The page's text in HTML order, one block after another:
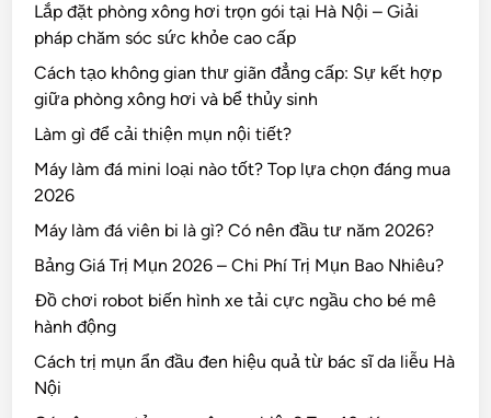
Lắp đặt phòng xông hơi trọn gói tại Hà Nội – Giải
pháp chăm sóc sức khỏe cao cấp
Cách tạo không gian thư giãn đẳng cấp: Sự kết hợp
giữa phòng xông hơi và bể thủy sinh
Làm gì để cải thiện mụn nội tiết?
Máy làm đá mini loại nào tốt? Top lựa chọn đáng mua
2026
Máy làm đá viên bi là gì? Có nên đầu tư năm 2026?
Bảng Giá Trị Mụn 2026 – Chi Phí Trị Mụn Bao Nhiêu?
Đồ chơi robot biến hình xe tải cực ngầu cho bé mê
hành động
Cách trị mụn ẩn đầu đen hiệu quả từ bác sĩ da liễu Hà
Nội